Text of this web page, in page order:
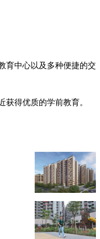
育中心以及多种便捷的交
得优质的学前教育。